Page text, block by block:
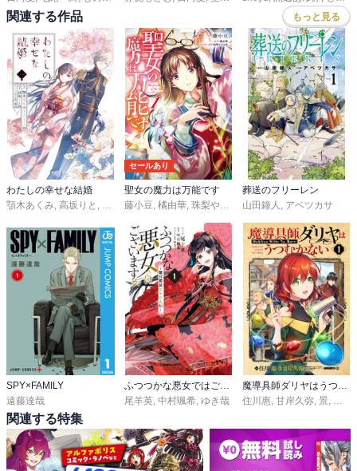
関連する作品 もっと見る
わたしの幸せな結婚
顎木あくみ, 高坂りと , 月岡月穂
セールあり
聖女の魔力は万能です
藤小豆, 橘由華, 珠梨やすゆき
葬送のフリーレン
山田鐘人 , アベツカサ
SPY×FAMILY
遠藤達哉
尾羊英 中村颯希 ゆき哉
住川惠 甘岸久弥 景
関連する特集